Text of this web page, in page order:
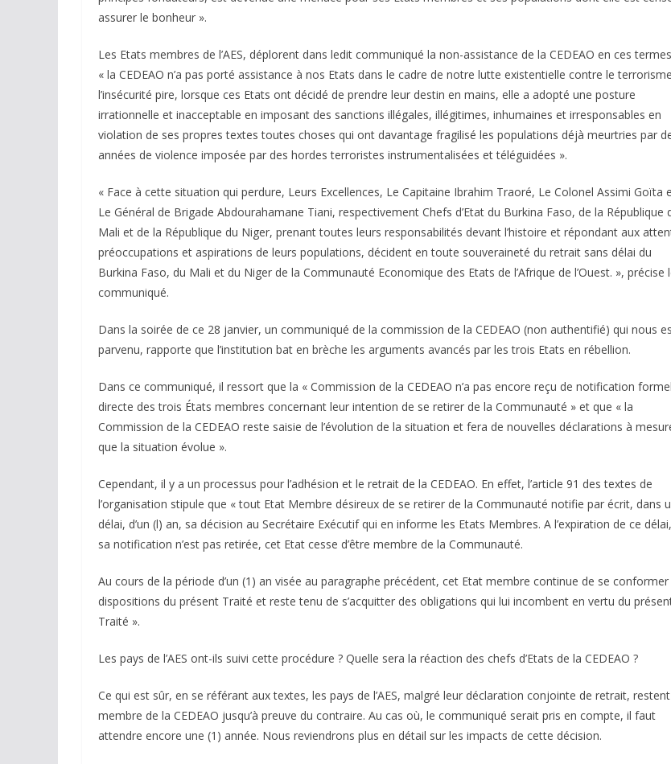
assurer le bonheur ».
Les Etats membres de l’AES, déplorent dans ledit communiqué la non-assistance de la CEDEAO en ces
« la CEDEAO n’a pas porté assistance à nos Etats dans le cadre de notre lutte existentielle contre le
l’insécurité pire, lorsque ces Etats ont décidé de prendre leur destin en mains, elle a adopté une posture
irrationnelle et inacceptable en imposant des sanctions illégales, illégitimes, inhumaines et irresponsables en
violation de ses propres textes toutes choses qui ont davantage fragilisé les populations déjà meurtries par
années de violence imposée par des hordes terroristes instrumentalisées et téléguidées ».
« Face à cette situation qui perdure, Leurs Excellences, Le Capitaine Ibrahim Traoré, Le Colonel Assimi Goïta
Le Général de Brigade Abdourahamane Tiani, respectivement Chefs d’Etat du Burkina Faso, de la République
Mali et de la République du Niger, prenant toutes leurs responsabilités devant l’histoire et répondant aux
préoccupations et aspirations de leurs populations, décident en toute souveraineté du retrait sans délai du
Burkina Faso, du Mali et du Niger de la Communauté Economique des Etats de l’Afrique de l’Ouest. », précise
communiqué.
Dans la soirée de ce 28 janvier, un communiqué de la commission de la CEDEAO (non authentifié) qui nous
parvenu, rapporte que l’institution bat en brèche les arguments avancés par les trois Etats en rébellion.
Dans ce communiqué, il ressort que la « Commission de la CEDEAO n’a pas encore reçu de notification
directe des trois États membres concernant leur intention de se retirer de la Communauté » et que « la
Commission de la CEDEAO reste saisie de l’évolution de la situation et fera de nouvelles déclarations à
que la situation évolue ».
Cependant, il y a un processus pour l’adhésion et le retrait de la CEDEAO. En effet, l’article 91 des textes de
l’organisation stipule que « tout Etat Membre désireux de se retirer de la Communauté notifie par écrit, dans
délai, d’un (l) an, sa décision au Secrétaire Exécutif qui en informe les Etats Membres. A l’expiration de ce
sa notification n’est pas retirée, cet Etat cesse d’être membre de la Communauté.
Au cours de la période d’un (1) an visée au paragraphe précédent, cet Etat membre continue de se
dispositions du présent Traité et reste tenu de s’acquitter des obligations qui lui incombent en vertu du
Traité ».
Les pays de l’AES ont-ils suivi cette procédure ? Quelle sera la réaction des chefs d’Etats de la CEDEAO ?
Ce qui est sûr, en se référant aux textes, les pays de l’AES, malgré leur déclaration conjointe de retrait, restent
membre de la CEDEAO jusqu’à preuve du contraire. Au cas où, le communiqué serait pris en compte, il faut
attendre encore une (1) année. Nous reviendrons plus en détail sur les impacts de cette décision.